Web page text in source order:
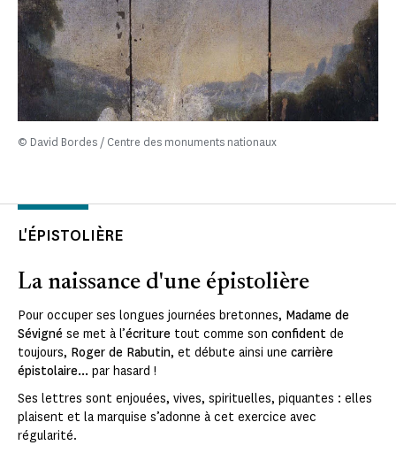
© David Bordes / Centre des monuments nationaux
L'ÉPISTOLIÈRE
La naissance d'une épistolière
Pour occuper ses longues journées bretonnes, Madame de
Sévigné se met à l’écriture tout comme son confident de
toujours, Roger de Rabutin, et débute ainsi une carrière
épistolaire... par hasard !
Ses lettres sont enjouées, vives, spirituelles, piquantes : elles
plaisent et la marquise s’adonne à cet exercice avec
régularité.